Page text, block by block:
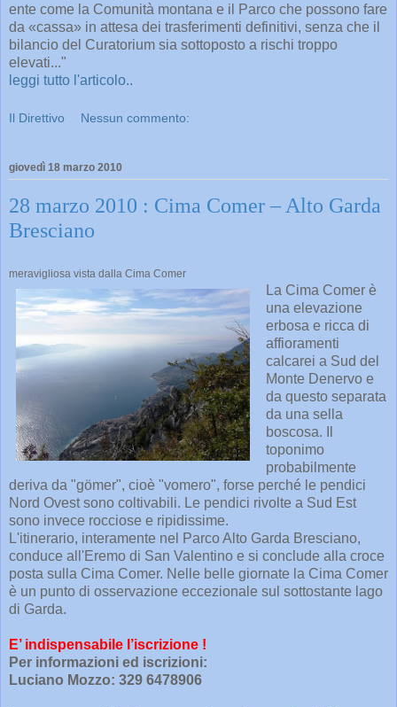
ente come la Comunità montana e il Parco che possono fare
da «cassa» in attesa dei trasferimenti definitivi, senza che il
bilancio del Curatorium sia sottoposto a rischi troppo
elevati..."
leggi tutto l'articolo..
Il Direttivo Nessun commento:
giovedì 18 marzo 2010
28 marzo 2010 : Cima Comer – Alto Garda
Bresciano
meravigliosa vista dalla Cima Comer
La Cima Comer è
una elevazione
erbosa e ricca di
affioramenti
calcarei a Sud del
Monte Denervo e
da questo separata
da una sella
boscosa. Il
toponimo
probabilmente
deriva da "gömer", cioè "vomero", forse perché le pendici
Nord Ovest sono coltivabili. Le pendici rivolte a Sud Est
sono invece rocciose e ripidissime.
L'itinerario, interamente nel Parco Alto Garda Bresciano,
conduce all'Eremo di San Valentino e si conclude alla croce
posta sulla Cima Comer. Nelle belle giornate la Cima Comer
è un punto di osservazione eccezionale sul sottostante lago
di Garda.
E’ indispensabile l’iscrizione !
Per informazioni ed iscrizioni:
Luciano Mozzo: 329 6478906